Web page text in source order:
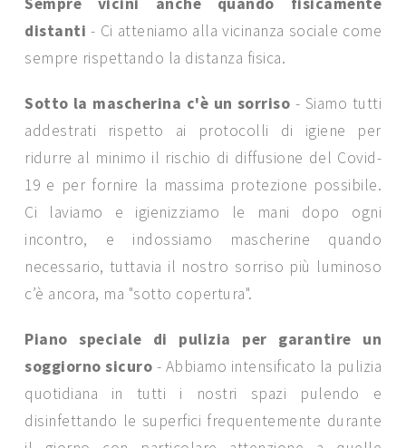
distanti - Ci atteniamo alla vicinanza sociale come
sempre rispettando la distanza fisica.
Sotto la mascherina c'è un sorriso - Siamo tutti
addestrati rispetto ai protocolli di igiene per
ridurre al minimo il rischio di diffusione del Covid-
19 e per fornire la massima protezione possibile.
Ci laviamo e igienizziamo le mani dopo ogni
incontro, e indossiamo mascherine quando
necessario, tuttavia il nostro sorriso più luminoso
c’è ancora, ma "sotto copertura".
Piano speciale di pulizia per garantire un
soggiorno sicuro - Abbiamo intensificato la pulizia
quotidiana in tutti i nostri spazi pulendo e
disinfettando le superfici frequentemente durante